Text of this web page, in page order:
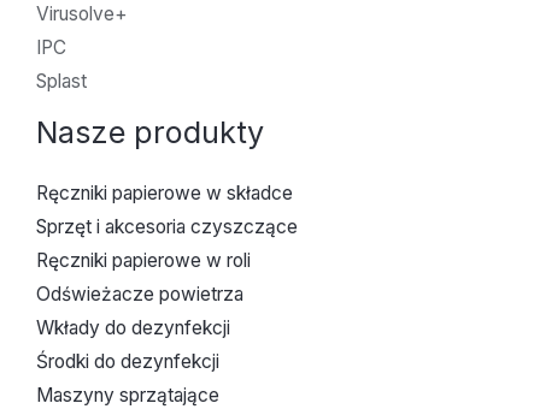
Virusolve+
IPC
Splast
Nasze produkty
Ręczniki papierowe w składce
Sprzęt i akcesoria czyszczące
Ręczniki papierowe w roli
Odświeżacze powietrza
Wkłady do dezynfekcji
Środki do dezynfekcji
Maszyny sprzątające